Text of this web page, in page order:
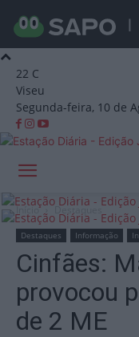
22 C
Viseu
Segunda-feira, 10 de
Início Destaques
Destaques Informação
Cinfães:
provocou
de 2 ME